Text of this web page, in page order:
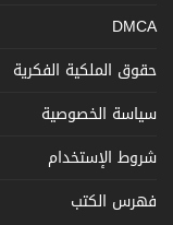
DMCA
حقوق الملكية الفكرية
سياسة الخصوصية
شروط الإستخدام
فهرس الكتب